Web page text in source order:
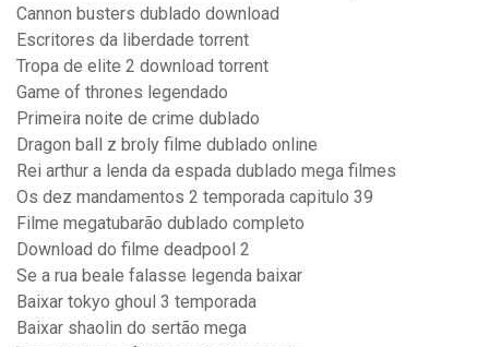
Cannon busters dublado download
Escritores da liberdade torrent
Tropa de elite 2 download torrent
Game of thrones legendado
Primeira noite de crime dublado
Dragon ball z broly filme dublado online
Rei arthur a lenda da espada dublado mega filmes
Os dez mandamentos 2 temporada capitulo 39
Filme megatubarão dublado completo
Download do filme deadpool 2
Se a rua beale falasse legenda baixar
Baixar tokyo ghoul 3 temporada
Baixar shaolin do sertão mega